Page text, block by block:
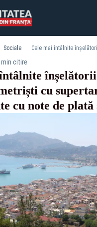
Sociale
min citire
cu
cu note de plată